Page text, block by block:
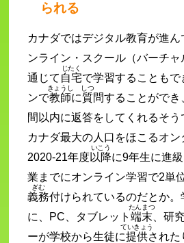
られる
カナダではデジタル教育が進
ンライン・スクール（バーチ
通じて 自宅
じたく
で学習することもで
ンで教師
きょうし
に質
しつ
問することができ
間以内に返答をしてくれるそう
カナダ最大の人口をほこるオン
2020-21年度以降
いこう
に9年生に進
業までにオンライン学習で2単
義務
ぎむ
付けられているのだとか。
に、PC、タブレット端末
たんまつ
、研
ーが学校から生徒に提供
ていきょう
された